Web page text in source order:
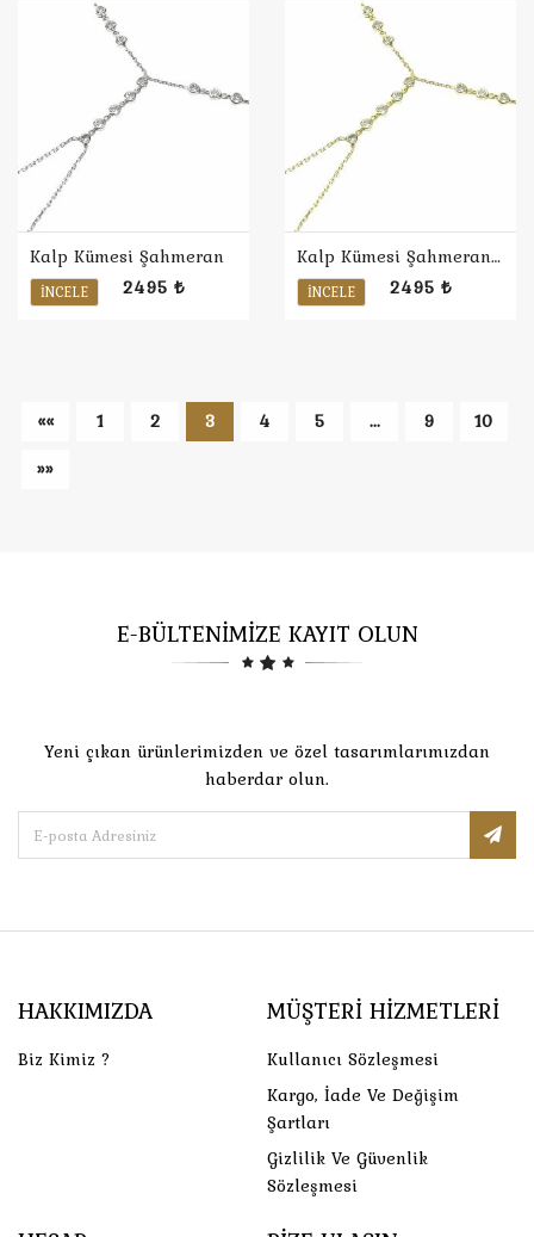
Kalp Kümesi Şahmeran
İNCELE 2495 ₺
Kalp Kümesi Şahmeran / Sarı
İNCELE 2495 ₺
«« 1 2 3 4 5 ... 9
10
»»
E-BÜLTENİMİZE KAYIT OLUN
Yeni çıkan ürünlerimizden ve özel tasarımlarımızdan
haberdar olun.
HAKKIMIZDA
Biz Kimiz ?
MÜŞTERI HIZMETLERI
Kullanıcı Sözleşmesi
Kargo, İade Ve Değişim
Şartları
Gizlilik Ve Güvenlik
Sözleşmesi